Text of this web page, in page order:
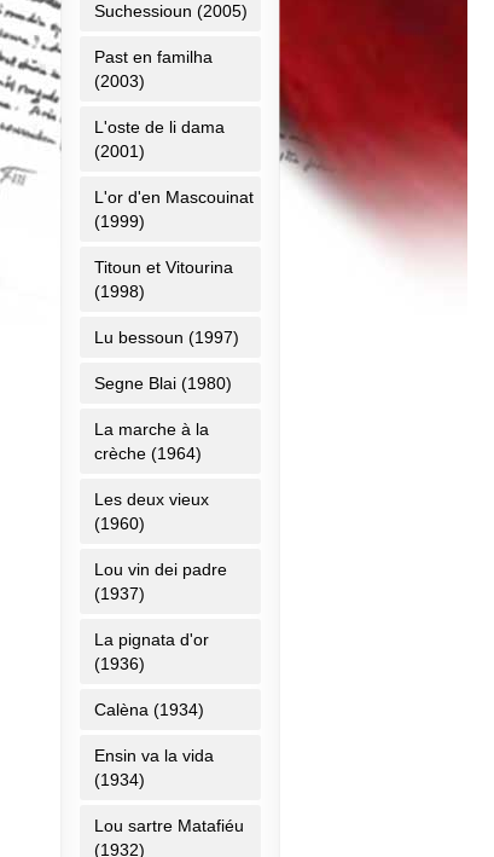
Suchessioun (2005)
Past en familha
(2003)
L'oste de li dama
(2001)
L'or d'en Mascouinat
(1999)
Titoun et Vitourina
(1998)
Lu bessoun (1997)
Segne Blai (1980)
La marche à la
crèche (1964)
Les deux vieux
(1960)
Lou vin dei padre
(1937)
La pignata d'or
(1936)
Calèna (1934)
Ensin va la vida
(1934)
Lou sartre Matafiéu
(1932)